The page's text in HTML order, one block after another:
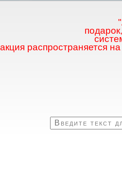
распространяется